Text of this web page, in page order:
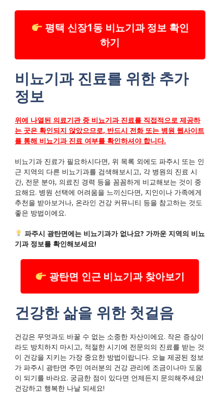
평택 신장1동 비뇨기과 정보 확인
하기
비뇨기과 진료를 위한 추가
정보
위에 나열된 의료기관 중 비뇨기과 진료를 직접적으로 제공하
는 곳은 확인되지 않았으므로, 반드시 전화 또는 병원 웹사이트
를 통해 비뇨기과 진료 여부를 확인하셔야 합니다.
비뇨기과 진료가 필요하시다면, 위 목록 외에도 파주시 또는 인
근 지역의 다른 비뇨기과를 검색해보시고, 각 병원의 진료 시
간, 전문 분야, 의료진 경력 등을 꼼꼼하게 비교해보는 것이 중
요해요. 병원 선택에 어려움을 느끼신다면, 지인이나 가족에게
추천을 받아보거나, 온라인 건강 커뮤니티 등을 참고하는 것도
좋은 방법이에요.
파주시 광탄면에는 비뇨기과가 없나요? 가까운 지역의 비뇨
기과 정보를 확인해보세요!
광탄면 인근 비뇨기과 찾아보기
건강한 삶을 위한 첫걸음
건강은 무엇과도 바꿀 수 없는 소중한 자산이에요. 작은 증상이
라도 방치하지 마시고, 적절한 시기에 전문의의 진료를 받는 것
이 건강을 지키는 가장 중요한 방법이랍니다. 오늘 제공된 정보
가 파주시 광탄면 주민 여러분의 건강 관리에 조금이나마 도움
이 되기를 바라요. 궁금한 점이 있다면 언제든지 문의해주세요!
건강하고 행복한 나날 되세요!